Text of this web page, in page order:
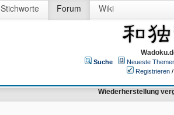
Stichworte Forum Wiki
Suche Neueste
Registrieren /
Wiederherstellung